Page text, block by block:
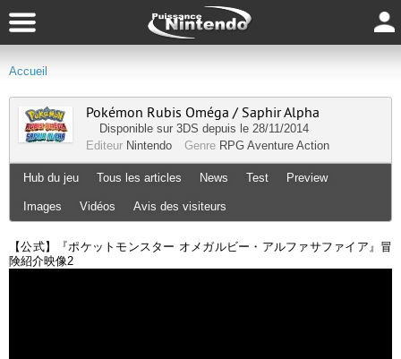
Accueil
Pokémon Rubis Oméga / Saphir Alpha
Disponible sur 3DS depuis le 28/11/2014
Editeur Nintendo Genre RPG Aventure Action
Hub du jeu Tous les articles News Test Preview
Images Vidéos Avis des visiteurs
【公式】『ポケットモンスター オメガルビー・アルファサファイア』冒
険紹介映像2